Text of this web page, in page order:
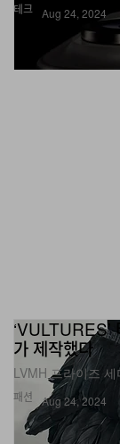
테크 Aug 24, 2024
패션
‘VULTURES’
가 제작했다
LVMH 프라이즈
Aug 24, 2024